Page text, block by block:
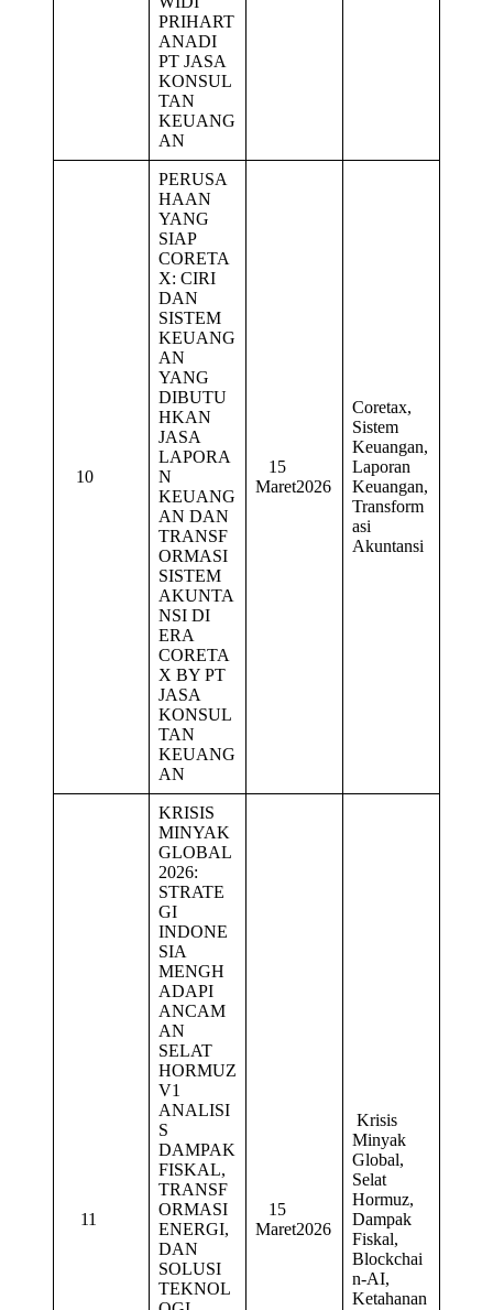
PRIHART
ANADI
PT JASA
KONSUL
TAN
KEUANG
AN
10
PERUSA
HAAN
YANG
SIAP
CORETA
X: CIRI
DAN
SISTEM
KEUANG
AN
YANG
DIBUTU
HKAN
JASA
LAPORA
N
KEUANG
AN DAN
TRANSF
ORMASI
SISTEM
AKUNTA
NSI DI
ERA
CORETA
X BY PT
JASA
KONSUL
TAN
KEUANG
AN
15
Maret2026
Coretax,
Sistem
Keuangan,
Laporan
Keuangan,
Transform
asi
Akuntansi
11
KRISIS
MINYAK
GLOBAL
2026:
STRATE
GI
INDONE
SIA
MENGH
ADAPI
ANCAM
AN
SELAT
HORMUZ
V1
ANALISI
S
DAMPAK
FISKAL,
TRANSF
ORMASI
ENERGI,
DAN
SOLUSI
TEKNOL
15
Maret2026
Krisis
Minyak
Global,
Selat
Hormuz,
Dampak
Fiskal,
Blockchai
n-AI,
Ketahanan